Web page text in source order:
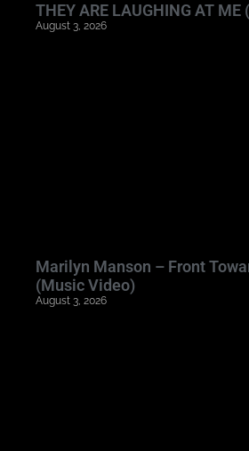
THEY ARE LAUGHING AT
August 3, 2026
Marilyn Manson – Front
(Music Video)
August 3, 2026